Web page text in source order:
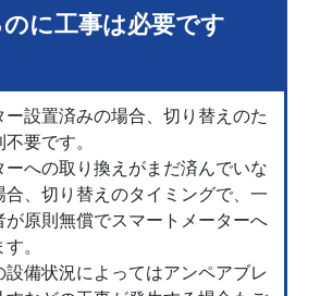
に工事は必要です
ー設置済みの場合、切り替えのた
要です。
ーへの取り換えがまだ済んでいな
合、切り替えのタイミングで、一
が原則無償でスマートメーターへ
。
設備状況によってはアンペアブレ